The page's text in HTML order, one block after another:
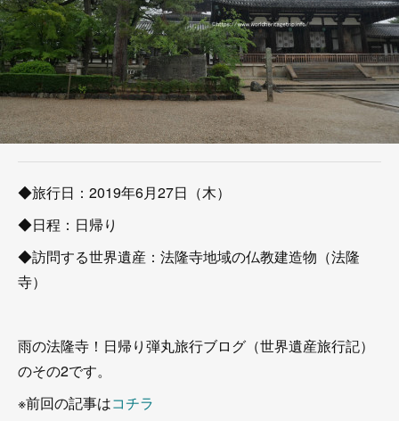
◆旅行日：2019年6月27日（木）
◆日程：日帰り
◆訪問する世界遺産：法隆寺地域の仏教建造物（法隆
寺）
雨の法隆寺！日帰り弾丸旅行ブログ（世界遺産旅行記）
のその2です。
※前回の記事はコチラ